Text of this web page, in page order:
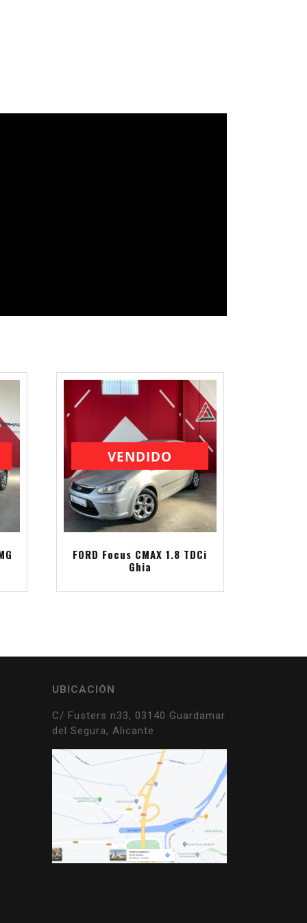
VENDIDO
FORD Focus CMAX 1.8 TDCi
Ghia
UBICACIÓN
C/ Fusters n33, 03140 Guardamar
del Segura, Alicante